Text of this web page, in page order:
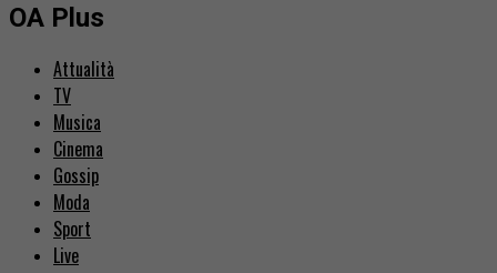
OA Plus
Attualità
TV
Musica
Cinema
Gossip
Moda
Sport
Live